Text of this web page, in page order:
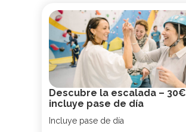
Descubre la escalada – 30€
incluye pase de día
Incluye pase de día